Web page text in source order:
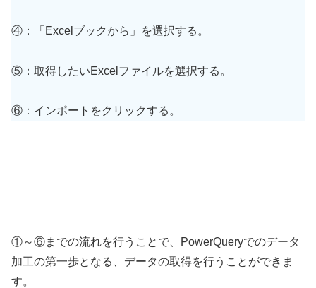
④：「Excelブックから」を選択する。
⑤：取得したいExcelファイルを選択する。
⑥：インポートをクリックする。
①～⑥までの流れを行うことで、PowerQueryでのデータ
加工の第一歩となる、データの取得を行うことができま
す。